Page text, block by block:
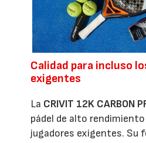
Calidad para incluso
exigentes
La CRIVIT 12K CARBON
pádel de alto
jugadores exigentes. Su